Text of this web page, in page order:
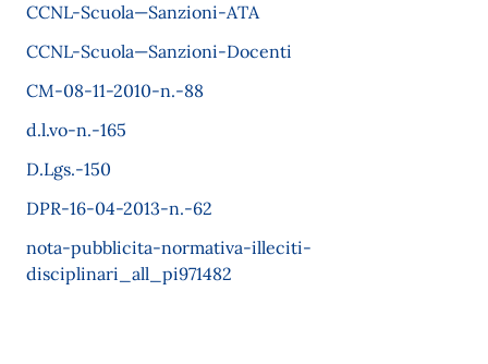
CCNL-Scuola—Sanzioni-ATA
CCNL-Scuola—Sanzioni-Docenti
CM-08-11-2010-n.-88
d.l.vo-n.-165
D.Lgs.-150
DPR-16-04-2013-n.-62
nota-pubblicita-normativa-illeciti-
disciplinari_all_pi971482